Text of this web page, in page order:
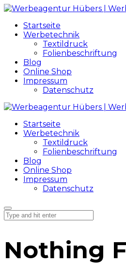
Startseite
Werbetechnik
Textildruck
Folienbeschriftung
Blog
Online Shop
Impressum
Datenschutz
Startseite
Werbetechnik
Textildruck
Folienbeschriftung
Blog
Online Shop
Impressum
Datenschutz
Nothing